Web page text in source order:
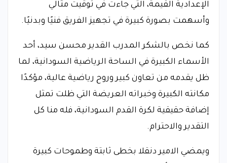
الإعدادية القيمة، التي جاءت في توقيت مثالي
وأسهمت بصورة كبيرة في تجهيز الفريق فنيًا وبدنيًا.
كما نخص بالشكر المدرب القدير محسن سيد، أحد
الأسماء الكبيرة في الساحة الرياضية السودانية، لما
ظل يقدمه من تعاون كبير وروح رياضية عالية، مؤكدًا
مكانته الكبيرة وخبراته العريضة التي ظلت تمثل
إضافة حقيقية لكرة القدم السودانية، فله منا كل
التقدير والاحترام.
ويمضي الامير دنقلا بخطى ثابتة وطموحات كبيرة